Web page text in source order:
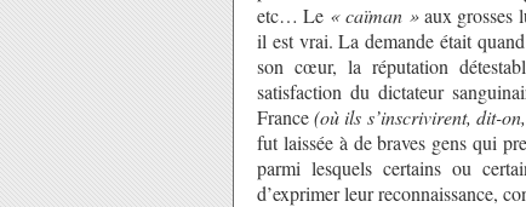
etc… Le « caïman »aux grosses
il est vrai. La demande était
son cœur, la réputation
satisfaction du dictateur
France(où ils s’inscrivirent, dit-
fut laissée à de braves gens qui
parmi lesquels certains ou
d’exprimer leur reconnaissance,